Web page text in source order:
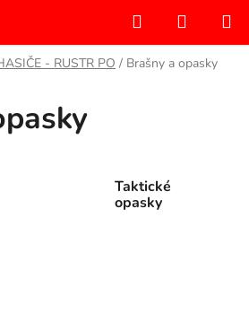
Hledat
KOŠÍK
- RUSTR PO / Brašny a opasky
Taktické
opasky